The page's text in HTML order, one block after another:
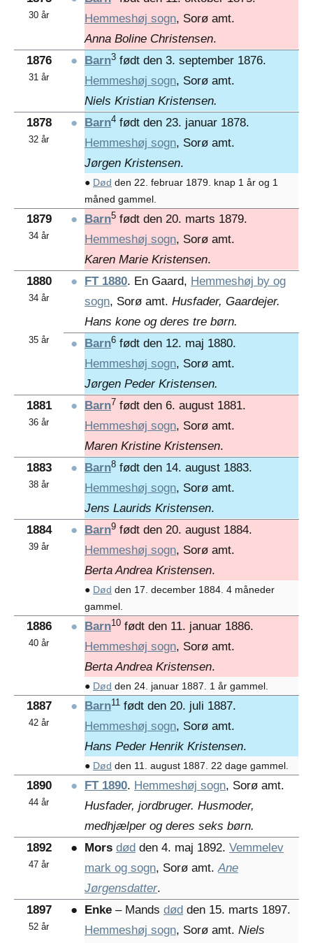
30 år
Hemmeshøj sogn, Sorø amt.
Anna Boline Christensen.
1876
31 år
● Barn3 født den 3. september 1876.
Hemmeshøj sogn, Sorø amt.
Niels Kristian Kristensen.
1878
32 år
● Barn4 født den 23. januar 1878.
Hemmeshøj sogn, Sorø amt.
Jørgen Kristensen.
● Død den 22. februar 1879. knap 1 år og 1
måned gammel.
1879
34 år
● Barn5 født den 20. marts 1879.
Hemmeshøj sogn, Sorø amt.
Karen Marie Kristensen.
1880
34 år
● FT 1880. En Gaard, Hemmeshøj by og
sogn, Sorø amt. Husfader, Gaardejer.
Hans kone og deres tre børn.
35 år ● Barn6 født den 12. maj 1880.
Hemmeshøj sogn, Sorø amt.
Jørgen Peder Kristensen.
1881
36 år
● Barn7 født den 6. august 1881.
Hemmeshøj sogn, Sorø amt.
Maren Kristine Kristensen.
1883
38 år
● Barn8 født den 14. august 1883.
Hemmeshøj sogn, Sorø amt.
Jens Laurids Kristensen.
1884
39 år
● Barn9 født den 20. august 1884.
Hemmeshøj sogn, Sorø amt.
Berta Andrea Kristensen.
● Død den 17. december 1884. 4 måneder
gammel.
1886
40 år
● Barn10 født den 11. januar 1886.
Hemmeshøj sogn, Sorø amt.
Berta Andrea Kristensen.
● Død den 24. januar 1887. 1 år gammel.
1887
42 år
● Barn11 født den 20. juli 1887.
Hemmeshøj sogn, Sorø amt.
Hans Peder Henrik Kristensen.
● Død den 11. august 1887. 22 dage gammel.
1890
44 år
● FT 1890. Hemmeshøj sogn, Sorø amt.
Husfader, jordbruger. Husmoder,
medhjælper og deres seks børn.
1892
47 år
● Mors død den 4. maj 1892. Vemmelev
mark og sogn, Sorø amt.Ane
Jørgensdatter.
1897
52 år
● Enke – Mands død den 15. marts 1897.
Hemmeshøj sogn, Sorø amt. Niels